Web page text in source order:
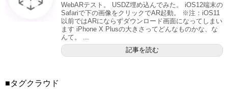
WebARテスト。 USDZ埋め込んでみた。 iOS12端末の
Safariで下の画像をクリックでAR起動。 ※注：iOS11
以前ではARにならずダウンロード画面になってしまい
ます iPhone X Plusの大きさってどんなものかな、な
んて。 ...
記事を読む
■タグクラウド